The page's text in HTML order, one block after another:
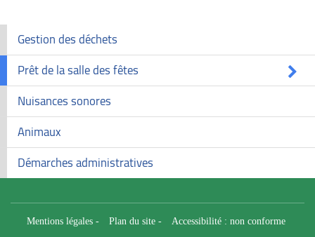
Gestion des déchets
Prêt de la salle des fêtes
Nuisances sonores
Animaux
Démarches administratives
Mentions légales- Plan du site- Accessibilité : non conforme